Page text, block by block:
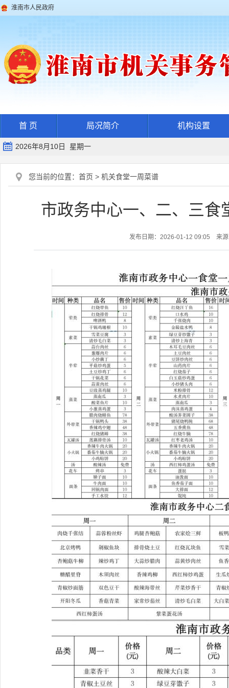
淮南市人民政府
首 页 局况简介 机构设置
2026年8月10日 星期一
您当前的位置： 首页 > 机关食堂一周菜谱
市政务中心一、二、三食
发布日期：2026-01-12 09:05 来